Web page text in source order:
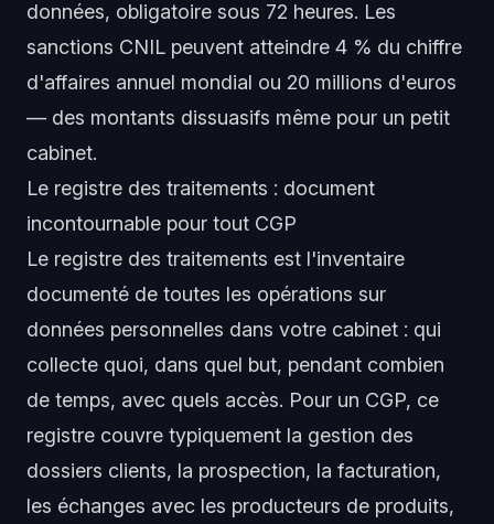
données, obligatoire sous 72 heures. Les
sanctions CNIL peuvent atteindre 4 % du chiffre
d'affaires annuel mondial ou 20 millions d'euros
— des montants dissuasifs même pour un petit
cabinet.
Le registre des traitements : document
incontournable pour tout CGP
Le registre des traitements est l'inventaire
documenté de toutes les opérations sur
données personnelles dans votre cabinet : qui
collecte quoi, dans quel but, pendant combien
de temps, avec quels accès. Pour un CGP, ce
registre couvre typiquement la gestion des
dossiers clients, la prospection, la facturation,
les échanges avec les producteurs de produits,